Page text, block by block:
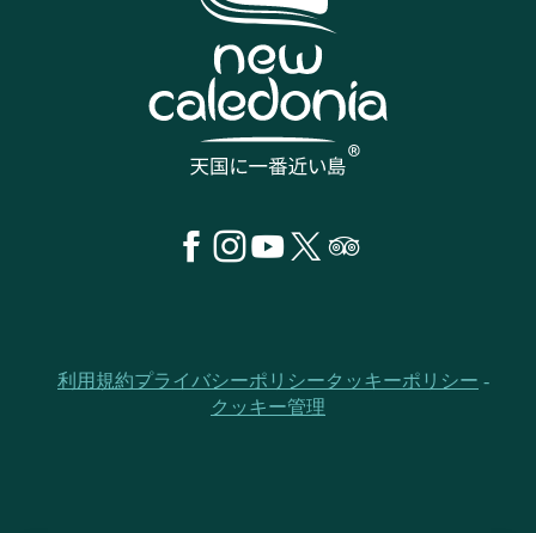
利用規約プライバシーポリシークッキーポリシー
クッキー管理